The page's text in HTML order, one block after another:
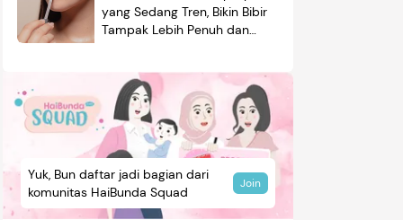
yang Sedang Tren, Bikin Bibir
Tampak Lebih Penuh dan
Yuk, Bun daftar jadi bagian dari
komunitas HaiBunda Squad
Join